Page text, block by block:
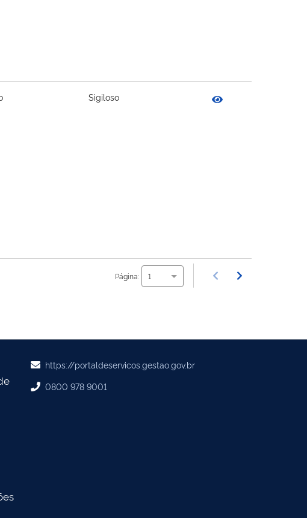
Sigiloso
Página: 1
https://portaldeservicos.gestao.gov.br
0800 978 9001